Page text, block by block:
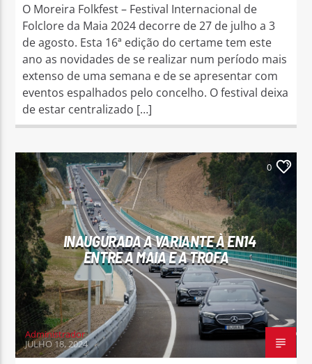
O Moreira Folkfest – Festival Internacional de
Folclore da Maia 2024 decorre de 27 de julho a 3
de agosto. Esta 16ª edição do certame tem este
ano as novidades de se realizar num período mais
extenso de uma semana e de se apresentar com
eventos espalhados pelo concelho. O festival deixa
de estar centralizado […]
0
INAUGURADA A VARIANTE À EN14
ENTRE A MAIA E A TROFA
Administrador
JULHO 18, 2024